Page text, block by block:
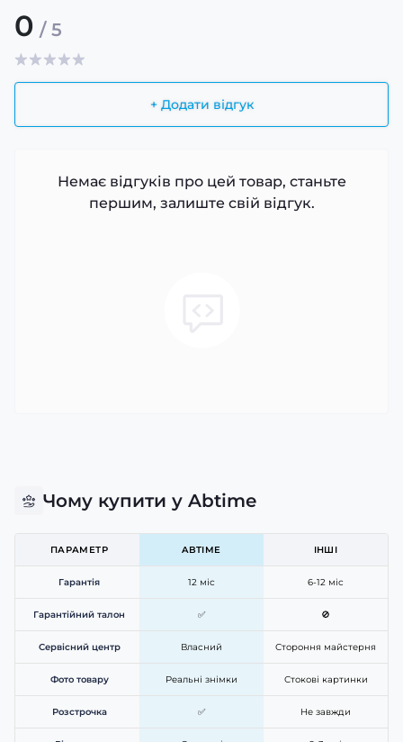
0 / 5
+ Додати відгук
Немає відгуків про цей товар, станьте
першим, залиште свій відгук.
Чому купити у Abtime
ПАРАМЕТР ABTIME ІНШІ
Гарантія 12 міс 6-12 міс
Гарантійний талон ✅ 🚫
Сервісний центр Власний Стороння майстерня
Фото товару Реальні знімки Стокові картинки
Розстрочка ✅ Не завжди